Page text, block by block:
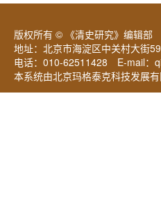
版权所有 © 《清史研究》编辑部
地址：北京市海淀区中关村大
电话：010-62511428 E-mail：
本系统由北京玛格泰克科技发展